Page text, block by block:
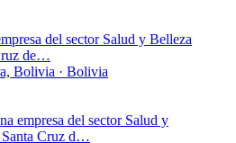
del sector Salud y Belleza
de…
Bolivia · Bolivia
empresa del sector Salud y
Santa Cruz d…